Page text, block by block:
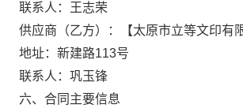
联系人：王志荣
供应商（乙方）：【太原市立等文印有
地址：新建路113号
联系人：巩玉锋
六、合同主要信息